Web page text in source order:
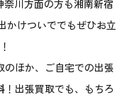
川方面の方も湘南新宿
かけついででもぜひお立
ほか、ご自宅での出張
！出張買取でも、もちろ